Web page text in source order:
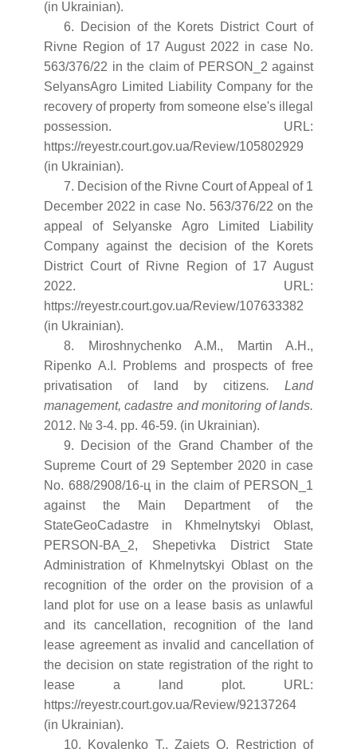
(in Ukrainian).
6. Decision of the Korets District Court of
Rivne Region of 17 August 2022 in case No.
563/376/22 in the claim of PERSON_2 against
SelyansAgro Limited Liability Company for the
recovery of property from someone else's illegal
possession. URL:
https://reyestr.court.gov.ua/Review/105802929
(in Ukrainian).
7. Decision of the Rivne Court of Appeal of 1
December 2022 in case No. 563/376/22 on the
appeal of Selyanske Agro Limited Liability
Company against the decision of the Korets
District Court of Rivne Region of 17 August
2022. URL:
https://reyestr.court.gov.ua/Review/107633382
(in Ukrainian).
8. Miroshnychenko A.M., Martin A.H.,
Ripenko A. I. Problems and prospects of free
privatisation of land by citizens. Land
management, cadastre and monitoring of lands.
2012. № 3-4. pp. 46-59. (in Ukrainian).
9. Decision of the Grand Chamber of the
Supreme Court of 29 September 2020 in case
No. 688/2908/16-ц in the claim of PERSON_1
against the Main Department of the
StateGeoCadastre in Khmelnytskyi Oblast,
PERSON-BA_2, Shepetivka District State
Administration of Khmelnytskyi Oblast on the
recognition of the order on the provision of a
land plot for use on a lease basis as unlawful
and its cancellation, recognition of the land
lease agreement as invalid and cancellation of
the decision on state registration of the right to
lease a land plot. URL:
https://reyestr.court.gov.ua/Review/92137264
(in Ukrainian).
10. Kovalenko T., Zaiets O. Restriction of